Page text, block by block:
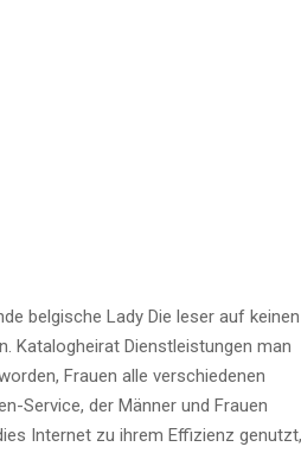
belgische Lady Die leser auf
Katalogheirat Dienstleistungen man
Frauen alle verschiedenen
Service, der Männer und Frauen
Internet zu ihrem Effizienz genutzt,